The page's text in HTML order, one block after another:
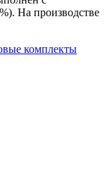
На производстве
комплекты